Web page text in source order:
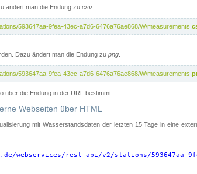
ändert man die Endung zu csv
593647aa-9fea-43ec-a7d6-6476a76ae868/W/measurements.
Dazu ändert man die Endung zu png
593647aa-9fea-43ec-a7d6-6476a76ae868/W/measurements.
über die Endung in der URL bestimmt.
Webseiten über HTML
mit Wasserstandsdaten der letzten 15 Tage in eine
webservices/rest-api/v2/stations/593647aa-9fea-